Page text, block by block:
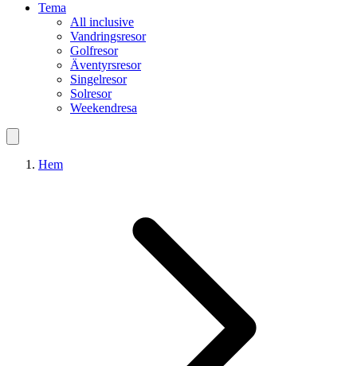
Tema
All inclusive
Vandringsresor
Golfresor
Äventyrsresor
Singelresor
Solresor
Weekendresa
Hem